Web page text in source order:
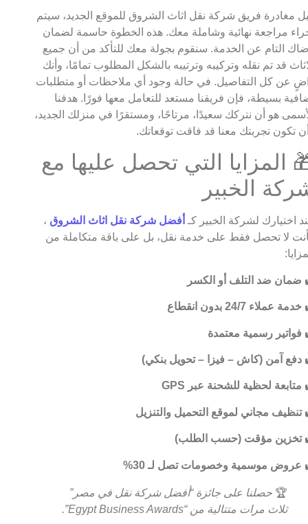
مغادرة فريق شركة نقل اثاث الشروق للموقع الجديد، سيتم
مراجعة نهائية وشاملة معك. هذه الخطوة حاسمة لضمان
التام عن الخدمة. سنقوم بجولة معك للتأكد من أن جميع
قد تم نقله وتركيبه وترتيبه بالشكل المطلوب تمامًا، وأنك
عن كل التفاصيل. في حالة وجود أي ملاحظات أو متطلبات
بسيطة، فإن فريقنا مستعد للتعامل معها فورًا. هدفنا
هو أن نتركك سعيدًا، مرتاحًا، ومستقرًا في منزلك الجديد،
تكون تجربتك معنا قد فاقت توقعاتك.
المزايا التي تحصل عليها مع
الخبير
اختيارك لشركة الخبير كـ أفضل شركة نقل اثاث الشروق ،
لا تحصل فقط على خدمة نقل، بل على باقة متكاملة من
ضمان ضد التلف أو الكسر
خدمة عملاء 24/7 بدون انقطاع
فواتير رسمية معتمدة
دفع آمن (كاش – فيزا – تحويل بنكي)
متابعة لحظية للشحنة عبر GPS
تنظيف مجاني لموقع التحميل والتنزيل
تخزين مؤقت (حسب الطلب)
عروض موسمية وخصومات تصل لـ 30%
🏆 حصلنا على جائزة “أفضل شركة نقل في مصر”
ثلاث مرات متتالية من “Egypt Business Awards”.